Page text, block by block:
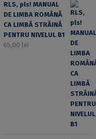
RLS, pls! MANUAL
DE LIMBA ROMÂNĂ
CA LIMBĂ STRĂINĂ
PENTRU NIVELUL B1
65,00 lei